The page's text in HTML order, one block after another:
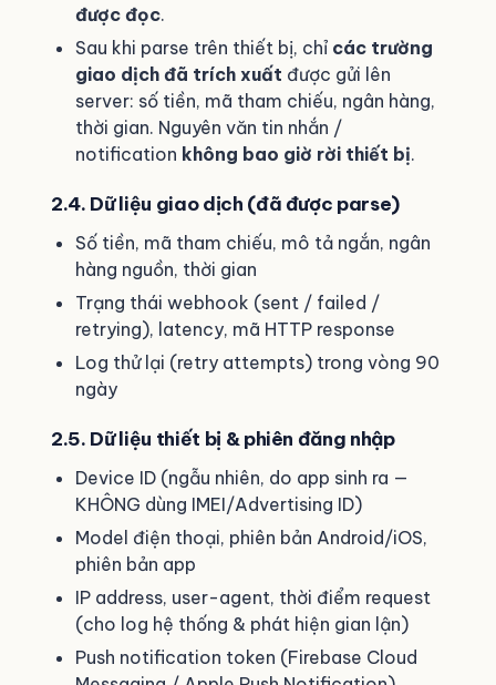
được đọc.
Sau khi parse trên thiết bị, chỉ các trường
giao dịch đã trích xuất được gửi lên
server: số tiền, mã tham chiếu, ngân hàng,
thời gian. Nguyên văn tin nhắn /
notification không bao giờ rời thiết bị.
2.4. Dữ liệu giao dịch (đã được parse)
Số tiền, mã tham chiếu, mô tả ngắn, ngân
hàng nguồn, thời gian
Trạng thái webhook (sent / failed /
retrying), latency, mã HTTP response
Log thử lại (retry attempts) trong vòng 90
ngày
2.5. Dữ liệu thiết bị & phiên đăng nhập
Device ID (ngẫu nhiên, do app sinh ra —
KHÔNG dùng IMEI/Advertising ID)
Model điện thoại, phiên bản Android/iOS,
phiên bản app
IP address, user-agent, thời điểm request
(cho log hệ thống & phát hiện gian lận)
Push notification token (Firebase Cloud